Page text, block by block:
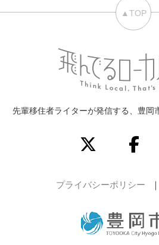
先輩移住者ライターが発信する、豊岡
プライバシーポリシー
▲TOP